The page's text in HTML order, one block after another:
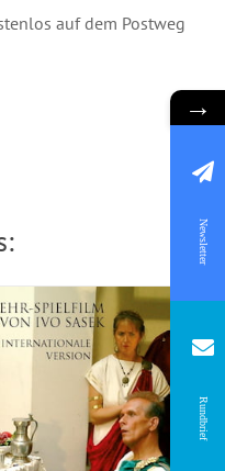
auf dem Postweg
Gottes
→
Newsletter
Rundbrief